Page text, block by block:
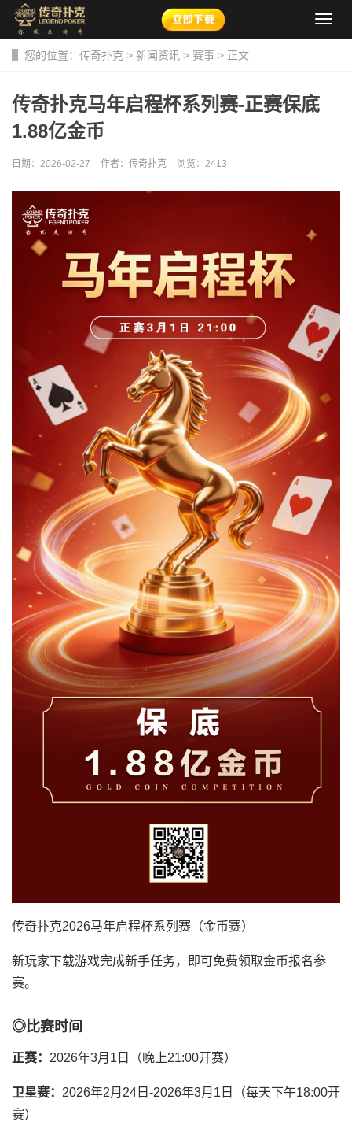
导
您的位置： 传奇扑克 > 新闻资讯 > 赛事 > 正文
传奇扑克马年启程杯系列赛-正赛保底
1.88亿金币
日期：2026-02-27 作者：传奇扑克 浏览： 2413
传奇扑克2026马年启程杯系列赛（金币赛）
新玩家下载游戏完成新手任务，即可免费领取金币报名参
赛。
◎比赛时间
正赛： 2026年3月1日（晚上21:00开赛）
卫星赛： 2026年2月24日-2026年3月1日（每天下午18:00开
赛）